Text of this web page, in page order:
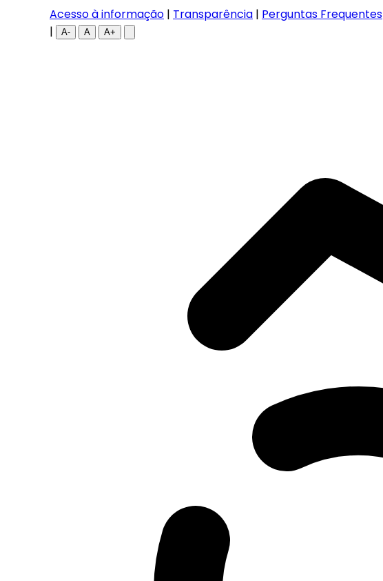
Acesso à informação | Transparência | Perguntas Frequentes
|
A- A A+